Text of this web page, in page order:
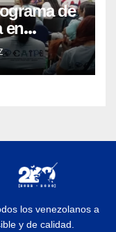
de
en
los venezolanos a
y de calidad.